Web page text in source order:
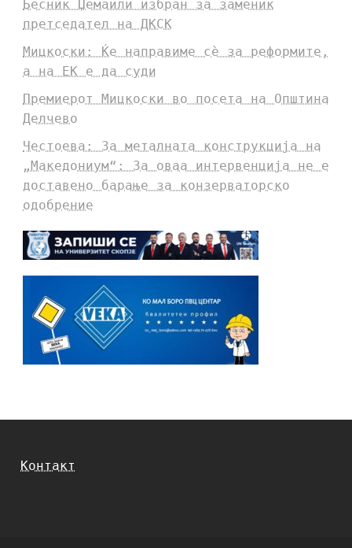
Бесник Џемаили избран за заменик
претседател на ДКСК
Мицкоски: Ќе направиме сè за реформите,
а на ЕК е да суди
Премиерот Мицкоски во посета на Општина
Делчево
Честоева: За металната конструкција на
„Македониум“: За оваа интервенција не е
доставено барање за конзерваторско
одобрение
Контакт